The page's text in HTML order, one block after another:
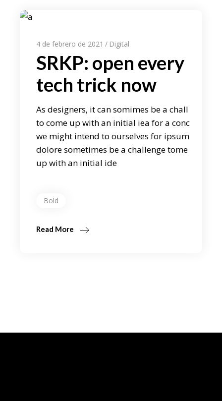
4 de febrero de 2021 Digital
SRKP: open every
tech trick now
As designers, it can somimes be a chall
to come up with an initial iea for a conc
we might intend to ourselves for ipsum
dolore sometimes be a challenge tome
up with an initial ide
Read More
Bold